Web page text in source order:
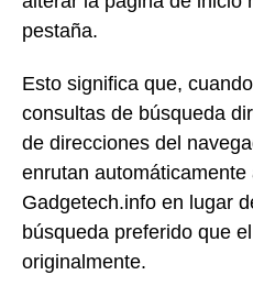
pestaña.
Esto significa que,
consultas de búsqueda
de direcciones del
enrutan automáticamente
Gadgetech.info en lugar
búsqueda preferido que
originalmente.